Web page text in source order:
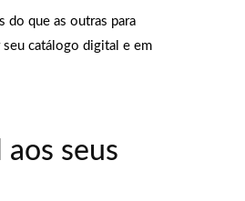
do que as outras para
catálogo digital e em
seus